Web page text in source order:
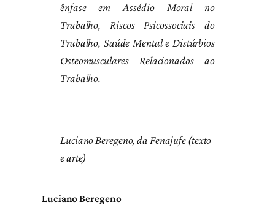
ênfase em Assédio Moral no
Trabalho, Riscos Psicossociais do
Trabalho, Saúde Mental e Distúrbios
Osteomusculares Relacionados ao
Trabalho.
Luciano Beregeno, da Fenajufe (texto
e arte)
Luciano Beregeno